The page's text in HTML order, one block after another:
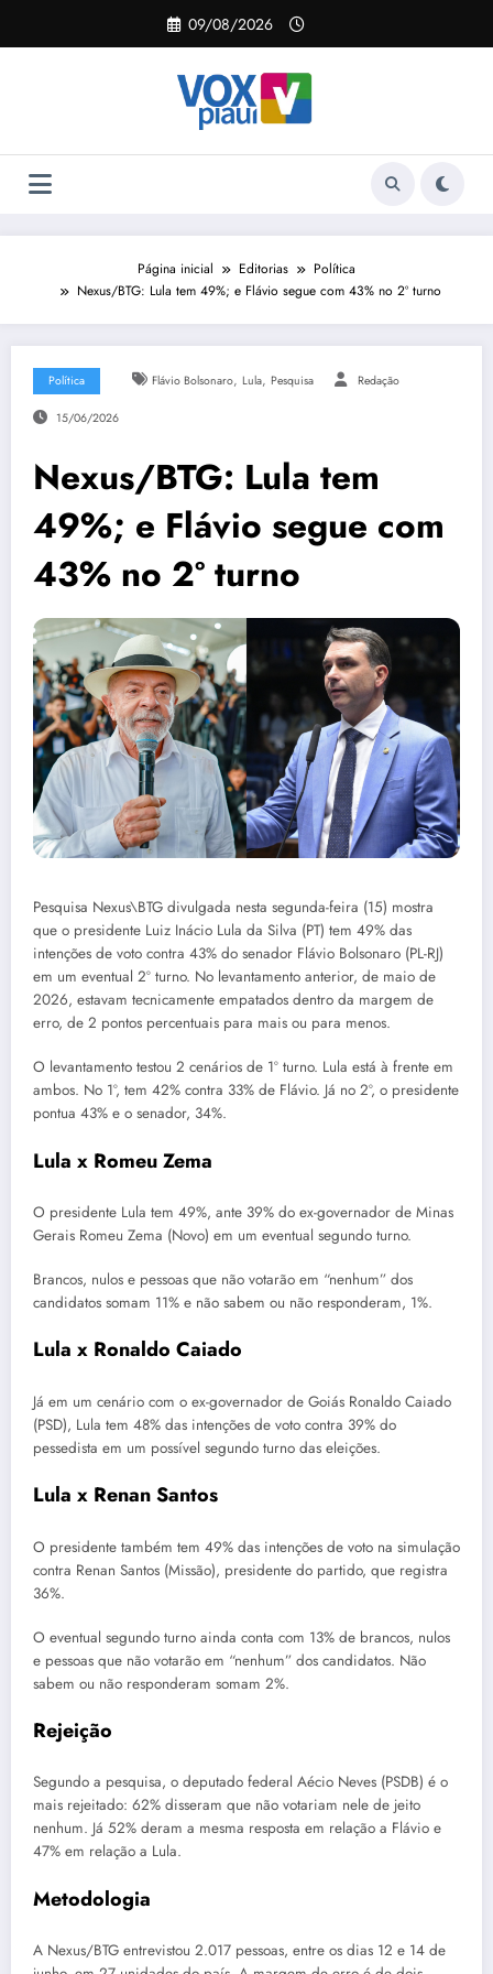
o
09/08/2026
Página inicial Editorias
Política
Nexus/BTG: Lula tem 49%; e Flávio segue com 43% no 2º turno
Política Flávio Bolsonaro, Lula, Pesquisa Redação
15/06/2026
Nexus/BTG: Lula tem
49%; e Flávio segue com
43% no 2º turno
Pesquisa Nexus\BTG divulgada nesta segunda-feira (15) mostra
que o presidente Luiz Inácio Lula da Silva (PT) tem 49% das
intenções de voto contra 43% do senador Flávio Bolsonaro (PL-RJ)
em um eventual 2º turno. No levantamento anterior, de maio de
2026, estavam tecnicamente empatados dentro da margem de
erro, de 2 pontos percentuais para mais ou para menos.
O levantamento testou 2 cenários de 1º turno. Lula está à frente em
ambos. No 1º, tem 42% contra 33% de Flávio. Já no 2º, o presidente
pontua 43% e o senador, 34%.
Lula x Romeu Zema
O presidente Lula tem 49%, ante 39% do ex-governador de Minas
Gerais Romeu Zema (Novo) em um eventual segundo turno.
Brancos, nulos e pessoas que não votarão em “nenhum” dos
candidatos somam 11% e não sabem ou não responderam, 1%.
Lula x Ronaldo Caiado
Já em um cenário com o ex-governador de Goiás Ronaldo Caiado
(PSD), Lula tem 48% das intenções de voto contra 39% do
pessedista em um possível segundo turno das eleições.
Lula x Renan Santos
O presidente também tem 49% das intenções de voto na simulação
contra Renan Santos (Missão), presidente do partido, que registra
36%.
O eventual segundo turno ainda conta com 13% de brancos, nulos
e pessoas que não votarão em “nenhum” dos candidatos. Não
sabem ou não responderam somam 2%.
Rejeição
Segundo a pesquisa, o deputado federal Aécio Neves (PSDB) é o
mais rejeitado: 62% disseram que não votariam nele de jeito
nenhum. Já 52% deram a mesma resposta em relação a Flávio e
47% em relação a Lula.
Metodologia
A Nexus/BTG entrevistou 2.017 pessoas, entre os dias 12 e 14 de